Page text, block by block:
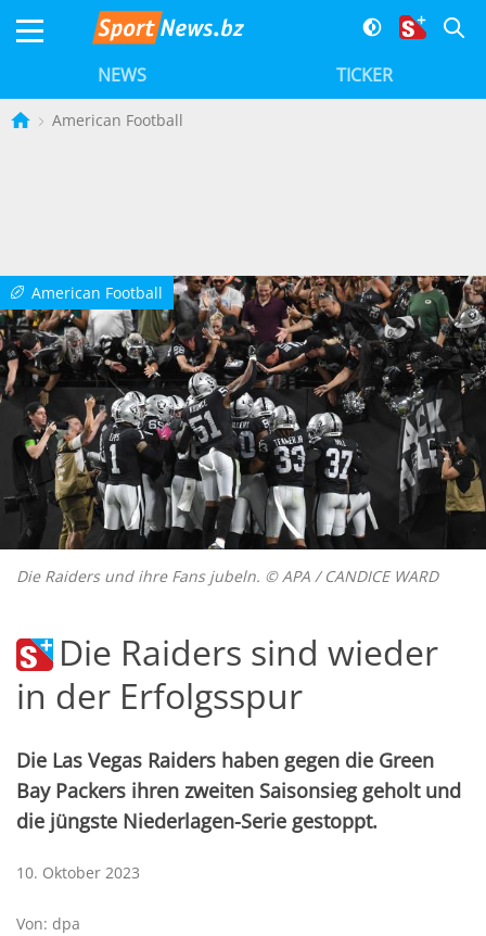
NEWS TICKER
American Football
b American Football
Die Raiders und ihre Fans jubeln. © APA / CANDICE WARD
Die Raiders sind wieder
in der Erfolgsspur
Die Las Vegas Raiders haben gegen die Green
Bay Packers ihren zweiten Saisonsieg geholt und
die jüngste Niederlagen-Serie gestoppt.
10. Oktober 2023
Von: dpa